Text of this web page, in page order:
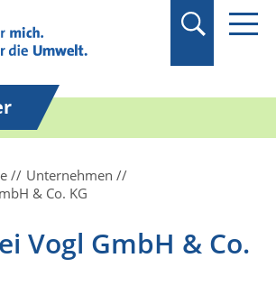
Unternehmen
& Co. KG
Vogl GmbH & Co.